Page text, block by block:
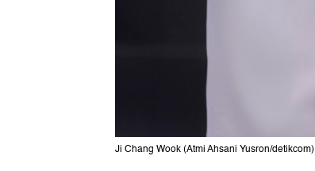
Ji Chang Wook (Atmi Ahsani Yusron/detikcom)